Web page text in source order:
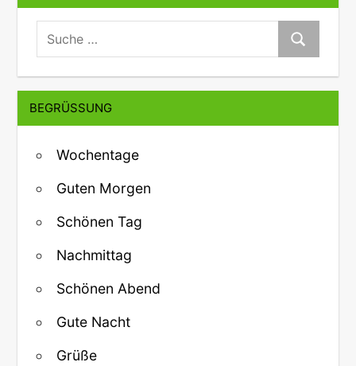
suche:
Suche
BEGRÜSSUNG
Wochentage
Guten Morgen
Schönen Tag
Nachmittag
Schönen Abend
Gute Nacht
Grüße